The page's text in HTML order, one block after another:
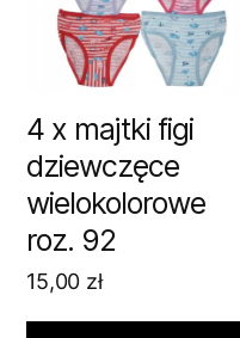
4 x majtki figi
dziewczęce
wielokolorowe
roz. 92
15,00 zł